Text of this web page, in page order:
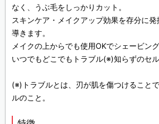
なく、うぶ毛をしっかりカット。
スキンケア・メイクアップ効果を存分に
導きます。
メイクの上からでも使用OKでシェービン
いつでもどこでもトラブル(※)知らずのセ
(※)トラブルとは、刃が肌を傷つけること
ルのこと。